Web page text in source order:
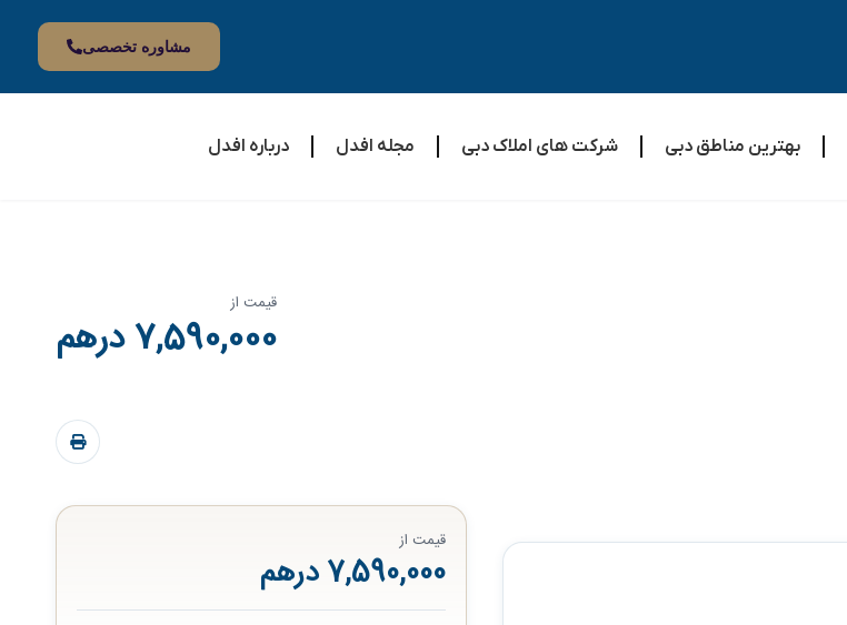
مشاوره تخصصی
بهترین مناطق دبی شرکت های املاک دبی مجله افدل درباره افدل
قیمت از
7,590,000 درهم
قیمت از
7,590,000 درهم